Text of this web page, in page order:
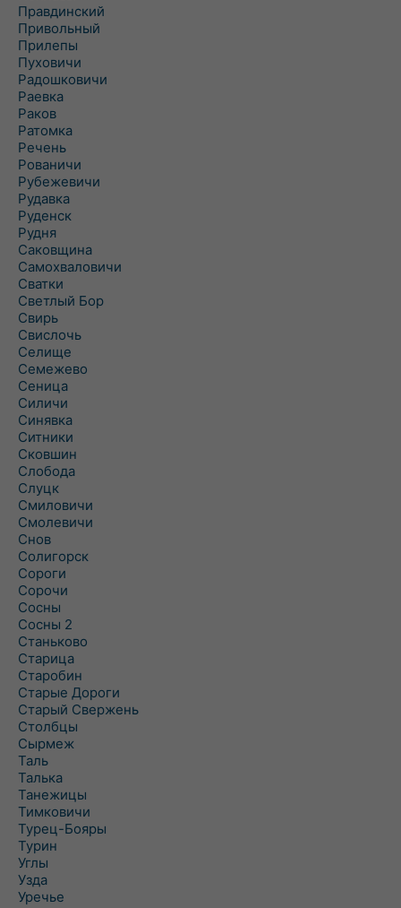
Правдинский
Привольный
Прилепы
Пуховичи
Радошковичи
Раевка
Раков
Ратомка
Речень
Рованичи
Рубежевичи
Рудавка
Руденск
Рудня
Саковщина
Самохваловичи
Сватки
Светлый Бор
Свирь
Свислочь
Селище
Семежево
Сеница
Силичи
Синявка
Ситники
Сковшин
Слобода
Слуцк
Смиловичи
Смолевичи
Снов
Солигорск
Сороги
Сорочи
Сосны
Сосны 2
Станьково
Старица
Старобин
Старые Дороги
Старый Свержень
Столбцы
Сырмеж
Таль
Талька
Танежицы
Тимковичи
Турец-Бояры
Турин
Углы
Узда
Уречье